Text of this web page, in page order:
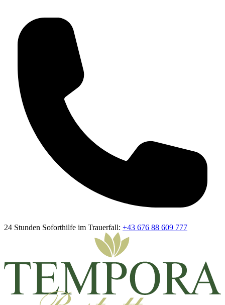
24 Stunden Soforthilfe im Trauerfall: +43 676 88 609 777